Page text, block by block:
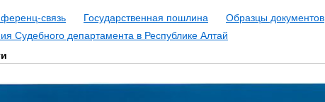
связь Государственная пошлина Образцы документов
Судебного департамента в Республике Алтай